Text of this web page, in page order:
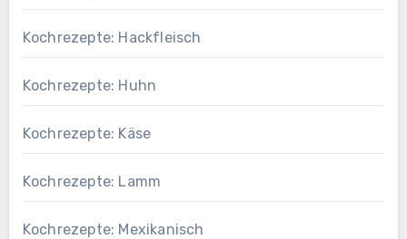
Kochrezepte: Hackfleisch
Kochrezepte: Huhn
Kochrezepte: Käse
Kochrezepte: Lamm
Kochrezepte: Mexikanisch